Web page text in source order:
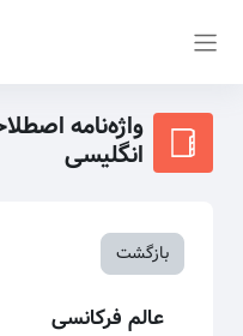
واژه‌نامه
انگلیسی
بازگشت
عالم فرکانسی